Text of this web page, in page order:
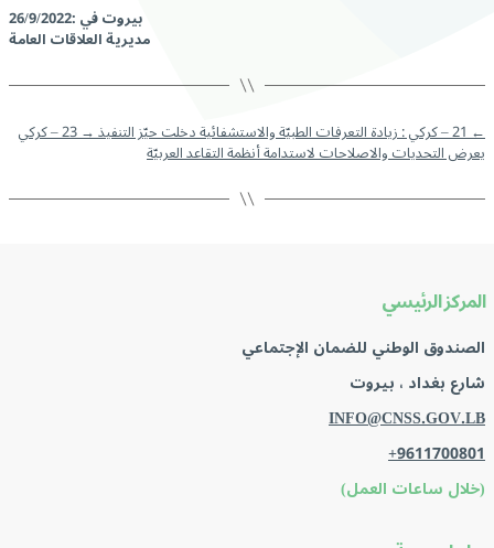
بيروت في :26/9/2022
مديرية العلاقات العامة
←21 – كركي : زيادة التعرفات الطبيّة والاستشفائية دخلت حيّز التنفيذ → 23 – كركي
يعرض التحديات والاصلاحات لاستدامة أنظمة التقاعد العربيّة
المركز الرئيسي
الصندوق الوطني للضمان الإجتماعي
شارع بغداد ، بيروت
INFO@CNSS.GOV.LB
+9611700801
(خلال ساعات العمل)